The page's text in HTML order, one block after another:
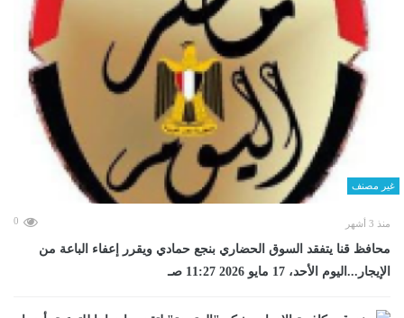
غير مصنف
منذ 3 أشهر 0
محافظ قنا يتفقد السوق الحضاري بنجع حمادي ويقرر إعفاء الباعة من
الإيجار...اليوم الأحد، 17 مايو 2026 11:27 صـ